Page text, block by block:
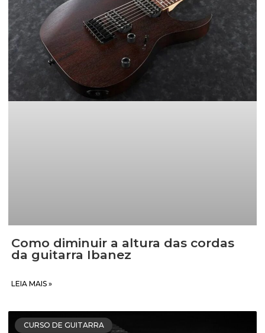
Como diminuir a altura das cordas
da guitarra Ibanez
LEIA MAIS »
CURSO DE GUITARRA